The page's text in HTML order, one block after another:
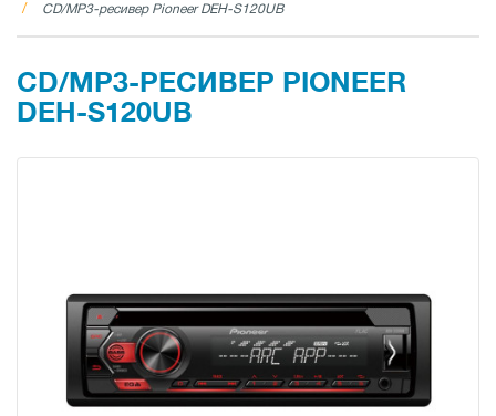
CD/MP3-ресивер Pioneer DEH-S120UB
CD/MP3-РЕСИВЕР PIONEER
DEH-S120UB